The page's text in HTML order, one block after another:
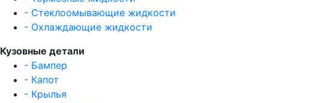
- Стеклоомывающие жидкости
- Охлаждающие жидкости
Кузовные детали
- Бампер
- Капот
- Крылья